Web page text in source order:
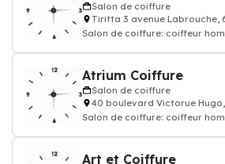
Salon de coiffure
Tiritta 3 avenue Labrouche,
Salon de coiffure: coiffeur
Atrium Coiffure
Salon de coiffure
40 boulevard Victorue Hugo,
Salon de coiffure: coiffeur
Art et Coiffure